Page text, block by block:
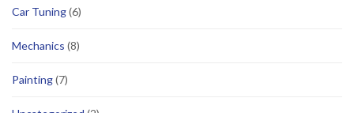
Car Tuning(6)
Mechanics (8)
Painting(7)